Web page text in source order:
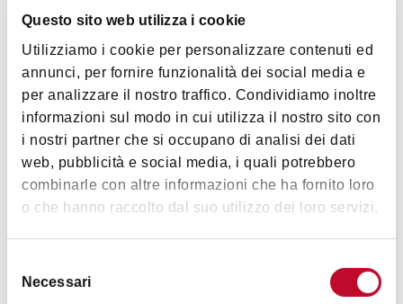
Questo sito web utilizza i cookie
Utilizziamo i cookie per personalizzare contenuti ed
annunci, per fornire funzionalità dei social media e
per analizzare il nostro traffico. Condividiamo inoltre
informazioni sul modo in cui utilizza il nostro sito con
i nostri partner che si occupano di analisi dei dati
web, pubblicità e social media, i quali potrebbero
combinarle con altre informazioni che ha fornito loro
o che hanno raccolto dal suo utilizzo dei loro servizi.
delNecessari
Interests
Art & Culture
Contacts